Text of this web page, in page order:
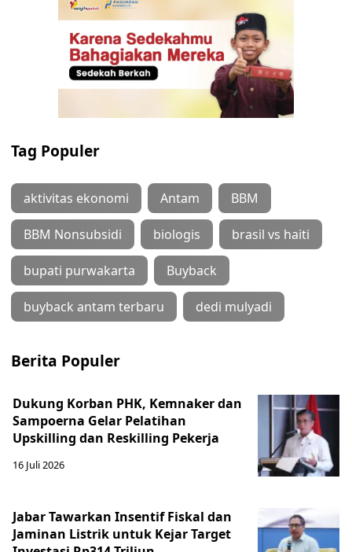
Tag Populer
aktivitas ekonomi Antam BBM
BBM Nonsubsidi biologis brasil vs haiti
bupati purwakarta Buyback
buyback antam terbaru dedi mulyadi
Berita Populer
Dukung Korban PHK, Kemnaker dan
Sampoerna Gelar Pelatihan
Upskilling dan Reskilling Pekerja
16 Juli 2026
Jabar Tawarkan Insentif Fiskal dan
Jaminan Listrik untuk Kejar Target